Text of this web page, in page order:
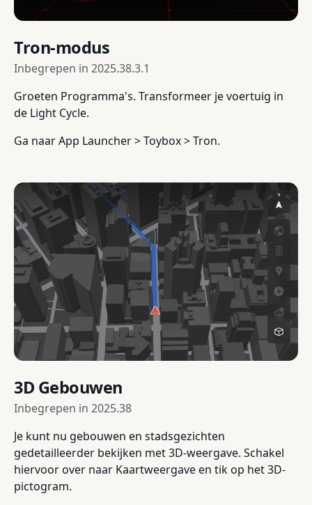
Tron-modus
Inbegrepen in 2025.38.3.1
Groeten Programma's. Transformeer je voertuig in
de Light Cycle.
Ga naar App Launcher > Toybox > Tron.
3D Gebouwen
Inbegrepen in 2025.38
Je kunt nu gebouwen en stadsgezichten
gedetailleerder bekijken met 3D-weergave. Schakel
hiervoor over naar Kaartweergave en tik op het 3D-
pictogram.